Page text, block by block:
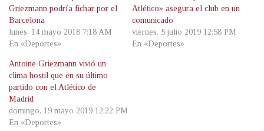
Griezmann podría fichar por el
Barcelona
lunes, 14 mayo 2018 7:18 AM
En «Deportes»
Atlético» asegura el club en un
comunicado
viernes, 5 julio 2019 12:58 PM
En «Deportes»
Antoine Griezmann vivió un
clima hostil que en su último
partido con el Atlético de
Madrid
domingo, 19 mayo 2019 12:22 PM
En «Deportes»